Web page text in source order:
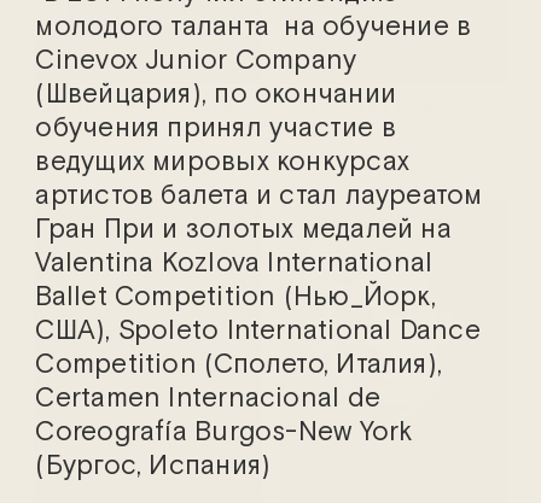
Ефим Белосорочка Мстислава Боешко
молодого таланта на обучение в
Cinevox Junior Company
(Швейцария), по окончании
обучения принял участие в
ведущих мировых конкурсах
артистов балета и стал лауреатом
Гран При и золотых медалей на
Valentina Kozlova International
Ballet Competition (Нью_Йорк,
США), Spoleto International Dance
Competition (Сполето, Италия),
Certamen Internacional de
Coreografía Burgos-New York
(Бургос, Испания)